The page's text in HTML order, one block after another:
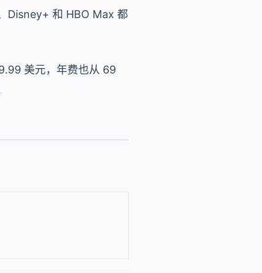
Disney+ 和 HBO Max 都
美元，年费也从 69